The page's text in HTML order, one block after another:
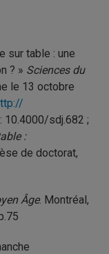
sur table : une
? » Sciences du
le 13 octobre
10.4000/sdj.682 ;
:
de doctorat,
Âge. Montréal,